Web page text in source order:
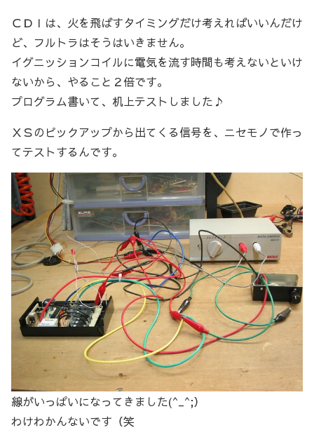
ＣＤＩは、火を飛ばすタイミングだけ考えればいいんだけ
ど、フルトラはそうはいきません。
イグニッションコイルに電気を流す時間も考えないといけ
ないから、やること２倍です。
プログラム書いて、机上テストしました♪
ＸＳのピックアップから出てくる信号を、ニセモノで作っ
てテストするんです。
線がいっぱいになってきました(^_^;）
わけわかんないです（笑